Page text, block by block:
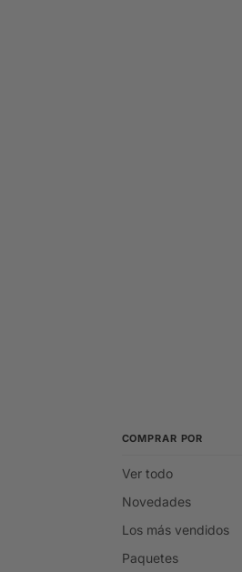
COMPRAR POR
Ver todo
Novedades
Los más vendidos
Paquetes